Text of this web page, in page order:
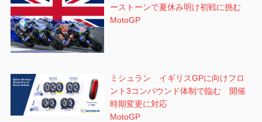
ーストーンで夏休み明け初戦に挑む
MotoGP
ミシュラン イギリスGPに向けフロ
ント3コンパウンド体制で臨む 開催
時期変更に対応
MotoGP